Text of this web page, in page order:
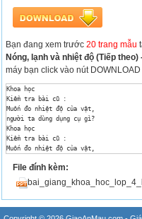
Bạn đang xem trước20 trang mẫu
Nóng, lạnh và nhiệt độ (Tiếp
máy bạn click vào nút
Khoa học
Kiểm tra bài cũ :
Muốn đo nhiệt độ của vật,
người ta dùng dụng cụ gì?
Khoa học
Kiểm tra bài cũ :
Muốn đo nhiệt độ của vật,
Khoa học
Kiểm tra bài cũ :
Nhiệt độ nước đang sôi
Nước đang sôi có nhiệt độ khoảng 100
Khoa học
File đính kèm: